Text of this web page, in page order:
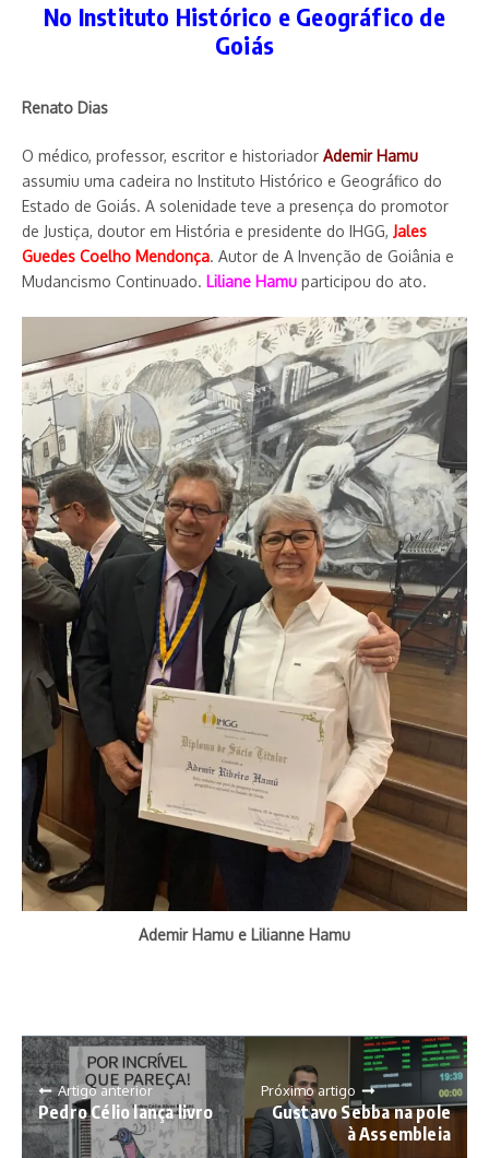
No Instituto Histórico e Geográfico de
Goiás
Renato Dias
O médico, professor, escritor e historiador Ademir Hamu
assumiu uma cadeira no Instituto Histórico e Geográfico do
Estado de Goiás. A solenidade teve a presença do promotor
de Justiça, doutor em História e presidente do IHGG, Jales
Guedes Coelho Mendonça. Autor de A Invenção de Goiânia e
Mudancismo Continuado. Liliane Hamu participou do ato.
Ademir Hamu e Lilianne Hamu
Artigo anterior
Pedro Célio lança livro
Próximo artigo
Gustavo Sebba na pole
à Assembleia